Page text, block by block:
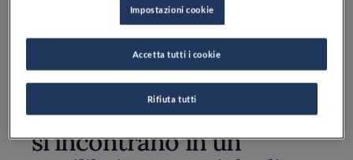
Grande classico di mare
in cui spaghetti e vongole
si incontrano in un
Impostazioni cookie
Rifiuta tutti
Accetta tutti i cookie